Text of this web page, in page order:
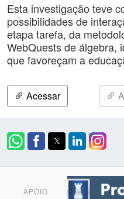
Esta investigação teve
possibilidades de
etapa tarefa, da
WebQuests de álgebra,
que favoreçam a
Acessar
APOIO